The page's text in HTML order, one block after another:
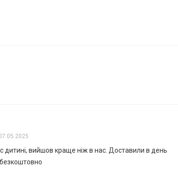
дитині, вийшов краще ніж в нас. Доставили в день